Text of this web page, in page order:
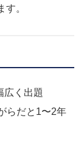
。
広く出題
らだと1〜2年